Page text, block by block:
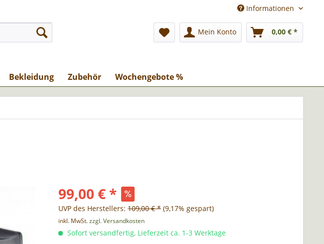
Informationen
Mein Konto 0,00 € *
Bekleidung Zubehör Wochengebote %
99,00 € *
UVP des Herstellers:109,00 € * (9,17% gespart)
inkl. MwSt.zzgl. Versandkosten
Sofort versandfertig, Lieferzeit ca. 1-3 Werktage